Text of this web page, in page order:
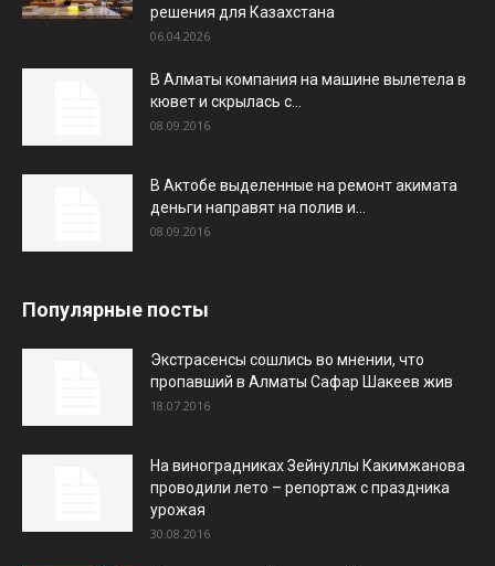
решения для Казахстана
06.04.2026
В Алматы компания на машине вылетела в
кювет и скрылась с...
08.09.2016
В Актобе выделенные на ремонт акимата
деньги направят на полив и...
08.09.2016
Популярные посты
Экстрасенсы сошлись во мнении, что
пропавший в Алматы Сафар Шакеев жив
18.07.2016
На виноградниках Зейнуллы Какимжанова
проводили лето – репортаж с праздника
урожая
30.08.2016